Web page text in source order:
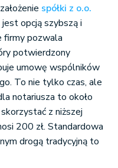
spółki z o.o.
opcją szybszą i
firmy pozwala
potwierdzony
umowę wspólników
To nie tylko czas, ale
notariusza to około
z niższej
200 zł. Standardowa
drogą tradycyjną to